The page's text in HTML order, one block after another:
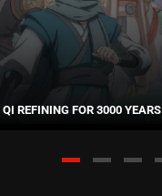
QI REFINING FOR 3000 YEARS